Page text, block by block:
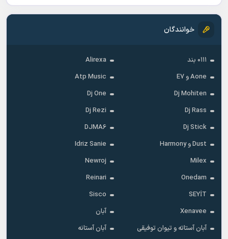
خوانندگان
۰۱۱۱ بند
Alirexa
Aone و E7
Atp Music
Dj Mohiten
Dj One
Dj Rass
Dj Rezi
Dj Stick
DJMA6
Dust و Harmony
Idriz Sanie
Milex
Newroj
Onedam
Reinari
SEYİT
Sisco
Xenavee
آبان
آبان آستاته و تیوان توفیقی
آبان آستانه